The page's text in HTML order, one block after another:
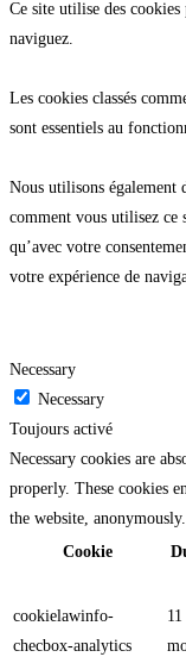
Ce site utilise des
naviguez.
Les cookies classés
sont essentiels au
Nous utilisons également
comment vous utilisez ce
qu’avec votre
votre expérience de
Necessary
Necessary
Toujours activé
Necessary cookies are
properly. These cookies
the website, anonymously.
Cookie
cookielawinfo-
checbox-analytics
11